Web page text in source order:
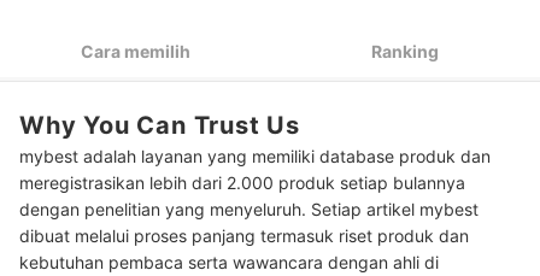
lebih mudah digunakan
dengan jenis kulit Anda
Peringkat Blush On Terbaik
Apa manfaat blush on?
Di bagian mana saja blush on bisa diaplikasikan?
Cara memilih Ranking
Why You Can Trust Us
mybest adalah layanan yang memiliki database produk dan
meregistrasikan lebih dari 2.000 produk setiap bulannya
dengan penelitian yang menyeluruh. Setiap artikel mybest
dibuat melalui proses panjang termasuk riset produk dan
kebutuhan pembaca serta wawancara dengan ahli di